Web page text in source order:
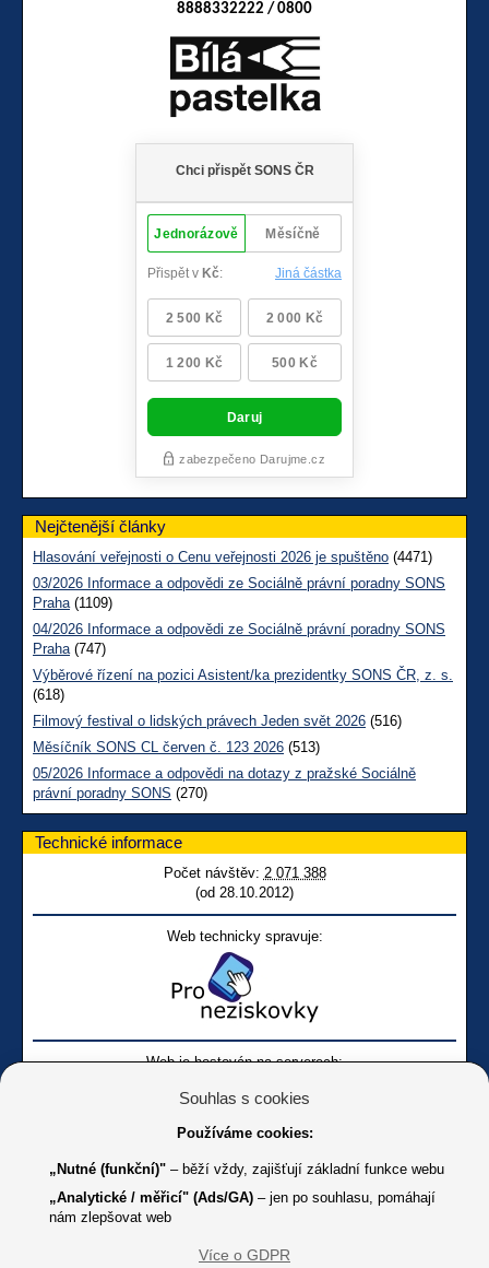
8888332222 / 0800
Nejčtenější články
Hlasování veřejnosti o Cenu veřejnosti 2026 je spuštěno (4471)
03/2026 Informace a odpovědi ze Sociálně právní poradny SONS
Praha(1109)
04/2026 Informace a odpovědi ze Sociálně právní poradny SONS
Praha(747)
Výběrové řízení na pozici Asistent/ka prezidentky SONS ČR, z. s.
(618)
Filmový festival o lidských právech Jeden svět 2026 (516)
Měsíčník SONS CL červen č. 123 2026 (513)
05/2026 Informace a odpovědi na dotazy z pražské Sociálně
právní poradny SONS (270)
Technické informace
Počet návštěv: 2 071 388
(od 28.10.2012)
Web technicky spravuje:
Web je hostován na serverech:
Souhlas s cookies
Používáme cookies:
„Nutné (funkční)" – běží vždy, zajišťují základní funkce webu
„Analytické / měřicí" (Ads/GA) – jen po souhlasu, pomáhají
nám zlepšovat web
Více o GDPR